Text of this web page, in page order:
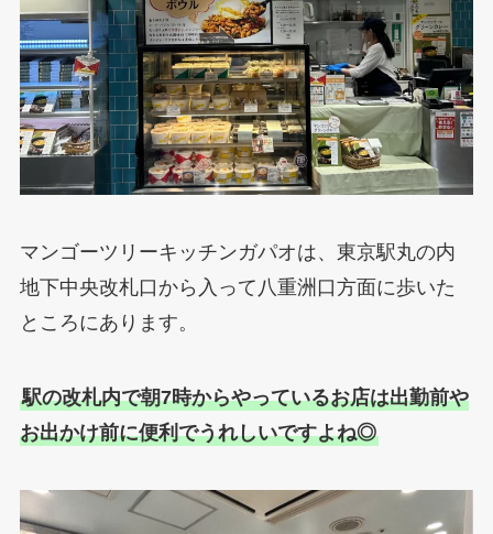
マンゴーツリーキッチンガパオは、東京駅丸の内
地下中央改札口から入って八重洲口方面に歩いた
ところにあります。
駅の改札内で朝7時からやっているお店は出勤前や
お出かけ前に便利でうれしいですよね◎